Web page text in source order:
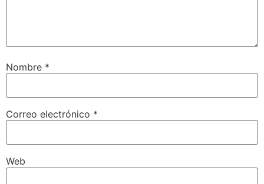
Nombre *
Correo electrónico *
Web